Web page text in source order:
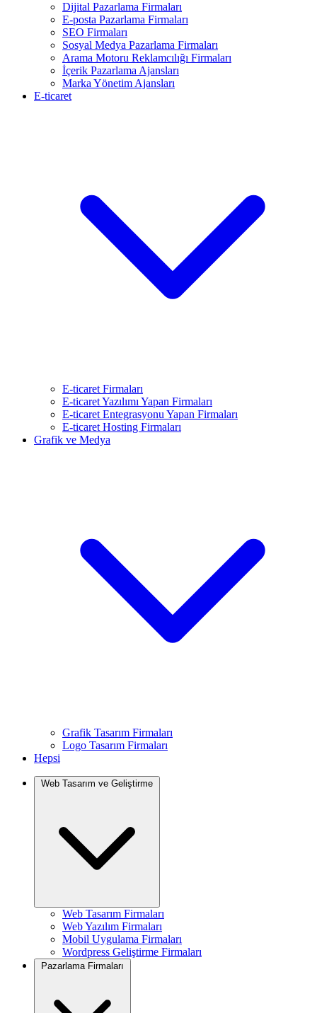
Dijital Pazarlama Firmaları
E-posta Pazarlama Firmaları
SEO Firmaları
Sosyal Medya Pazarlama Firmaları
Arama Motoru Reklamcılığı Firmaları
İçerik Pazarlama Ajansları
Marka Yönetim Ajansları
E-ticaret
E-ticaret Firmaları
E-ticaret Yazılımı Yapan Firmaları
E-ticaret Entegrasyonu Yapan Firmaları
E-ticaret Hosting Firmaları
Grafik ve Medya
Grafik Tasarım Firmaları
Logo Tasarım Firmaları
Hepsi
Web Tasarım ve Geliştirme
Web Tasarım Firmaları
Web Yazılım Firmaları
Mobil Uygulama Firmaları
Wordpress Geliştirme Firmaları
Pazarlama Firmaları